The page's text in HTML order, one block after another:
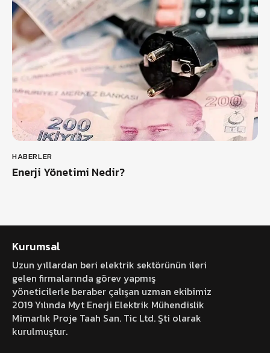
HABERLER
Enerji Yönetimi Nedir?
Kurumsal
Uzun yıllardan beri elektrik sektörünün ileri
gelen firmalarında görev yapmış
yöneticilerle beraber çalışan uzman ekibimiz
2019 Yılında Myt Enerji Elektrik Mühendislik
Mimarlık Proje Taah San. Tic Ltd. Şti olarak
kurulmuştur.